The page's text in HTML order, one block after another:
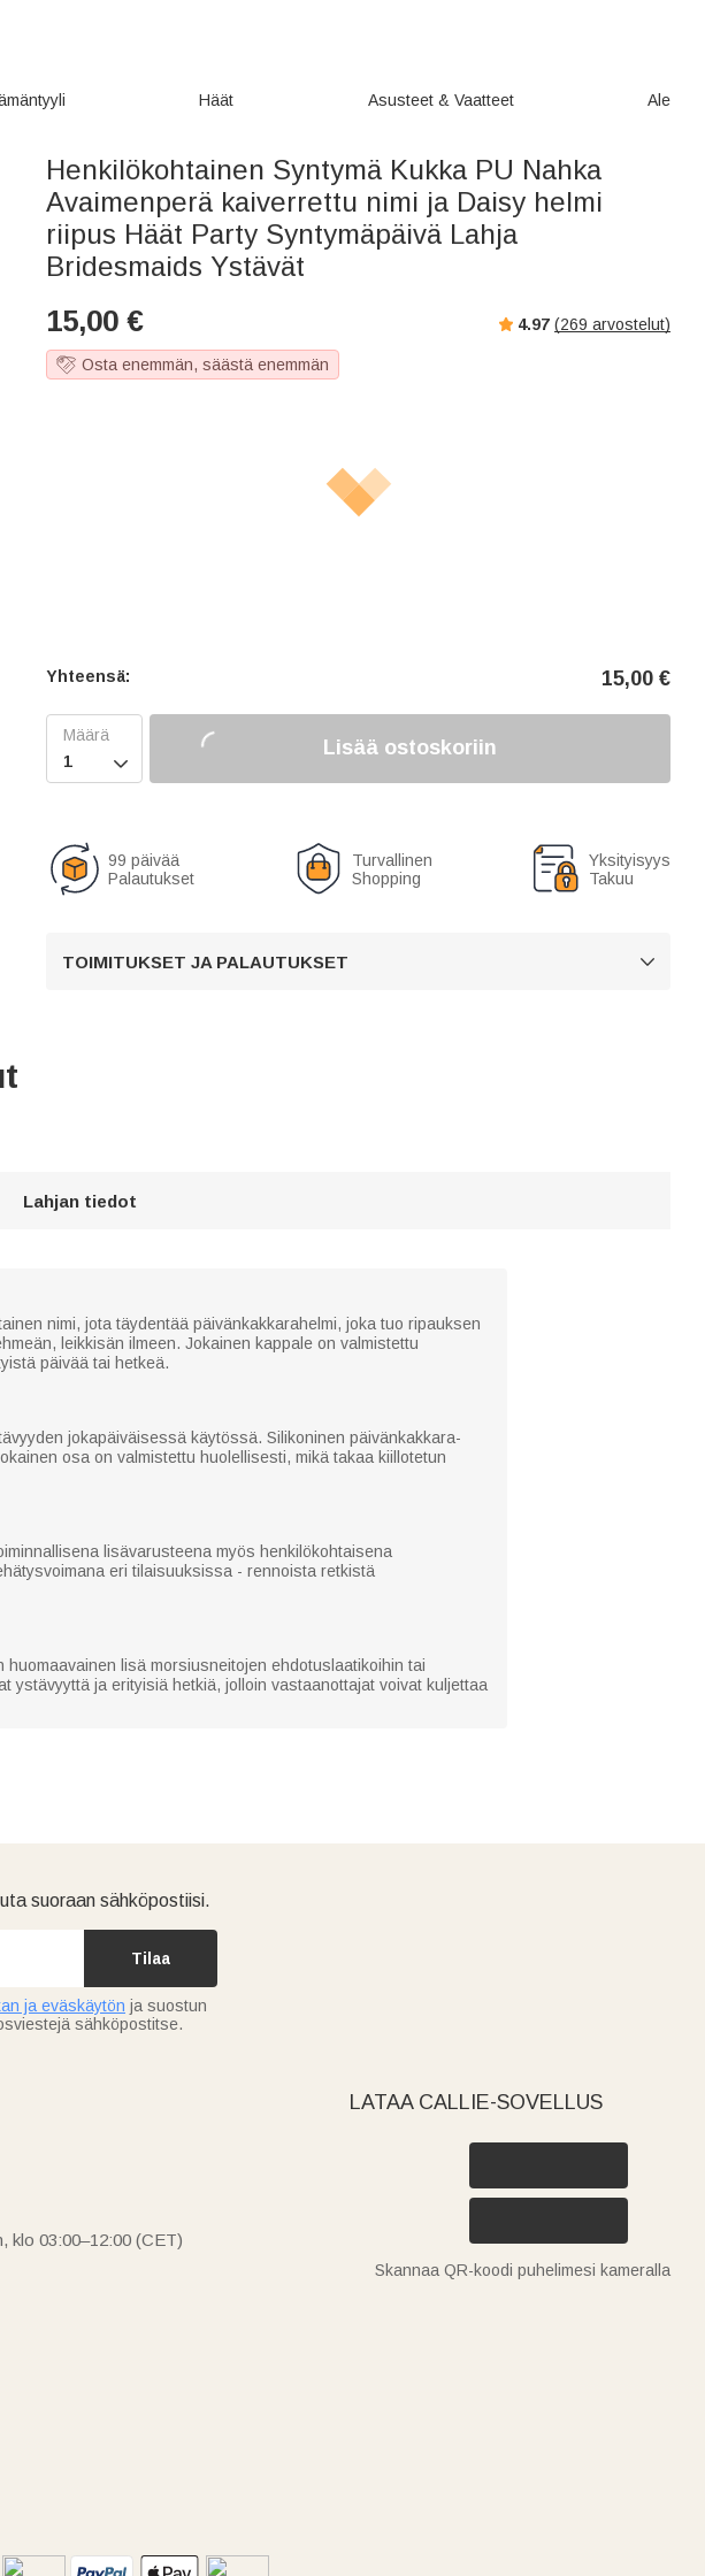
Häät Asusteet & Vaatteet Ale
Henkilökohtainen Syntymä Kukka PU Nahka
Avaimenperä kaiverrettu nimi ja Daisy helmi
riipus Häät Party Syntymäpäivä Lahja
Bridesmaids Ystävät
15,00 € 4.97 (269 arvostelut)
Osta enemmän, säästä enemmän
Yhteensä: 15,00 €

Lisää ostoskoriin
99 päivää
Palautukset
Turvallinen
Shopping
Yksityisyys
Takuu
TOIMITUKSET JA PALAUTUKSET 
Lahjan tiedot
nimi, jota täydentää päivänkakkarahelmi, joka tuo ripauksen
leikkisän ilmeen. Jokainen kappale on valmistettu
päivää tai hetkeä.
jokapäiväisessä käytössä. Silikoninen päivänkakkara-
osa on valmistettu huolellisesti, mikä takaa kiillotetun
lisävarusteena myös henkilökohtaisena
eri tilaisuuksissa - rennoista retkistä
lisä morsiusneitojen ehdotuslaatikoihin tai
ystävyyttä ja erityisiä hetkiä, jolloin vastaanottajat voivat kuljettaa
suoraan sähköpostiisi.
Tilaa
ja eväskäytön ja suostun
sähköpostitse.
klo 03:00–12:00 (CET)
LATAA CALLIE-SOVELLUS
Skannaa QR-koodi puhelimesi kameralla